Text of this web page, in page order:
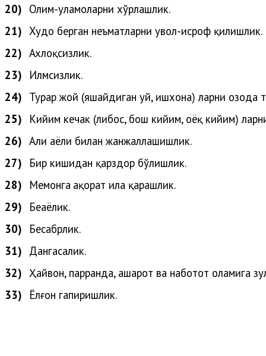
20) Олим-уламоларни хўрлашлик.
21) Худо берган неъматларни увол-исроф қилишлик.
22) Ахлоқсизлик.
23)
Илмсизлик.
24) Турар жой (яшайдиган уй, ишхона) ларни озода
25)
Кийим кечак (либос, бош кийим, оёқ кийим)
26) Аҳли аёли билан жанжаллашишлик.
27)
Бир кишидан қарздор бўлишлик.
28)
Меҳмонга ҳақорат ила қарашлик.
29)
Беҳаёлик.
30)
Бесабрлик.
31) Дангасалик.
32) Ҳайвон, парранда, ҳашарот ва наботот оламига
33)
Ёлғон гапиришлик.